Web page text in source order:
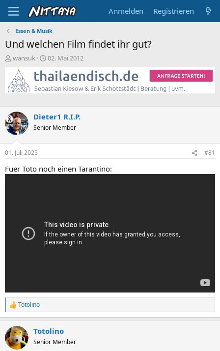
Anmelden Registrieren
Essen & Musik
Und welchen Film findet ihr gut?
E
s
t
e
l
e
r
wansuk
E
s
t
e
t
a
02. Mai 2012
Dieter1 R.I.P.
Senior Member
01. Juli 2025 #81
Fuer Toto noch einen Tarantino:
R
e
k
t
i
Totolino
Totolino
Senior Member